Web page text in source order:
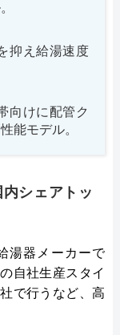
抑え給湯速度
向けに配管ク
能モデル。
シェアトッ
湯器メーカーで
自社生産スタイ
で行うなど、高